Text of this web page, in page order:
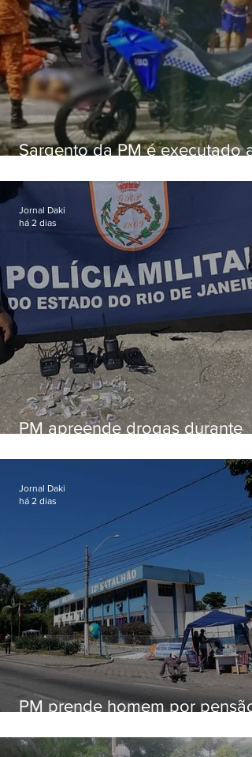
Sargento da PM é executado a
em Vaz Lobo
PM apreende drogas durante
Jornal Daki
há 2 dias
PM prende homem por pensão
Jornal Daki
há 2 dias